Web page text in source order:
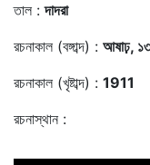
তাল :দাদরা
রচনাকাল (বঙ্গাব্দ) : আষাঢ়,
রচনাকাল (খৃষ্টাব্দ) : 1911
রচনাস্থান :